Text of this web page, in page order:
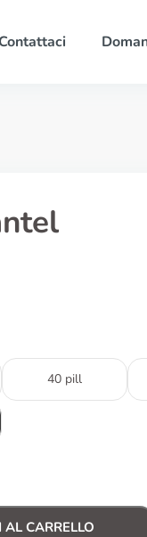
Contattaci
40 pill
CARRELLO